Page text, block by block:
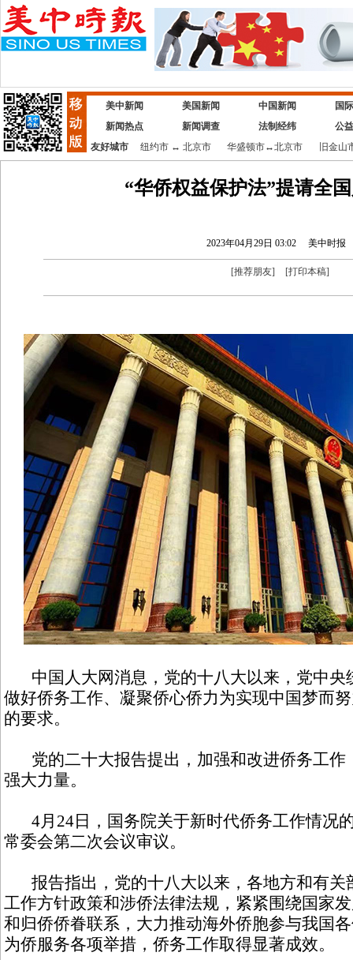
美中新闻 美国新闻 中国新闻
国
新闻热点
新闻调查 法制经纬
公
友好城市
纽约市↔ 北京市 华盛顿市↔北京市 旧金山
“华侨权益保护法”提请全
2023年04月29日 03:02 美中时报
[推荐朋友] [打印本稿]
中国人大网消息，党的十八大以来，党中央
做好侨务工作、凝聚侨心侨力为实现中国梦而
的要求。
党的二十大报告提出，加强和改进侨务工作
强大力量。
4月24日，国务院关于新时代侨务工作情况
常委会第二次会议审议。
报告指出，党的十八大以来，各地方和有关
工作方针政策和涉侨法律法规，紧紧围绕国家
和归侨侨眷联系，大力推动海外侨胞参与我国
为侨服务各项举措，侨务工作取得显著成效。